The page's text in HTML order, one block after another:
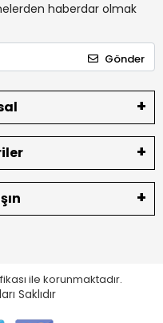
haberdar olmak
Gönder
ile korunmaktadır.
Saklıdır